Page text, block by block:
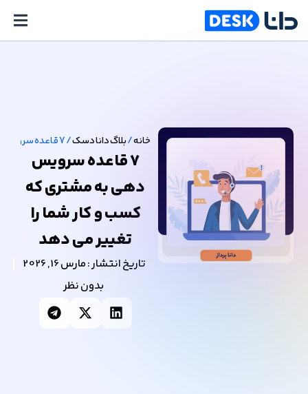
خانه/بلاگ دانا دسک/7 قاعده سرویس دهی به مشتری که کسب و کار شما را تغییر می دهد
7 قاعده سرویس
دهی به مشتری که
کسب و کار شما را
تغییر می دهد
تاریخ انتشار :مارس 16, 2026
بدون نظر